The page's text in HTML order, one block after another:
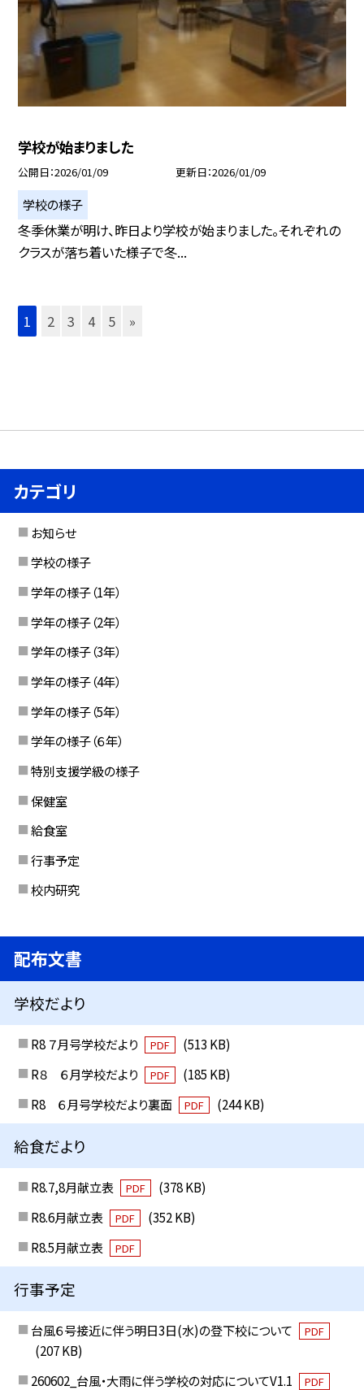
学校が始まりました
公開日 2026/01/09 更新日 2026/01/09
学校の様子
冬季休業が明け、昨日より学校が始まりました。それぞれの
クラスが落ち着いた様子で冬...
1 2 3 4 5 »
カテゴリ
お知らせ
学校の様子
学年の様子（1年）
学年の様子（2年）
学年の様子（3年）
学年の様子（4年）
学年の様子（5年）
学年の様子（６年）
特別支援学級の様子
保健室
給食室
行事予定
校内研究
配布文書
学校だより
R8 ７月号学校だより PDF
(513 KB)
R８ ６月学校だより
PDF
(185 KB)
R8 ６月号学校だより裏面
PDF (244 KB)
給食だより
R8.7,8月献立表 PDF
(378 KB)
R8.6月献立表
PDF
(352 KB)
R8.5月献立表
PDF
行事予定
台風６号接近に伴う明日3日(水)の登下校について PDF
(207 KB)
260602_台風・大雨に伴う学校の対応についてV1.1
PDF